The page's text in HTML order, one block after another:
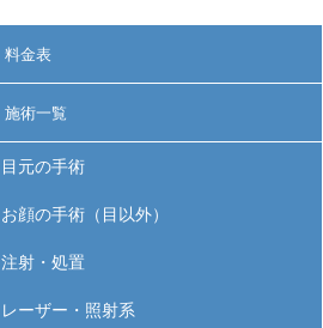
料金表
施術一覧
目元の手術
お顔の手術（目以外）
注射・処置
レーザー・照射系